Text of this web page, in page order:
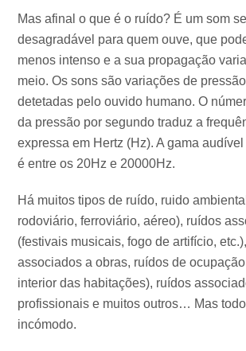
Mas afinal o que é o ruído? É um som
desagradável para quem ouve, que
menos intenso e a sua propagação
meio. Os sons são variações de
detetadas pelo ouvido humano. O
da pressão por segundo traduz a
expressa em Hertz (Hz). A gama
é entre os 20Hz e 20000Hz.
Há muitos tipos de ruído, ruido
rodoviário, ferroviário, aéreo), ruídos
(festivais musicais, fogo de artifício,
associados a obras, ruídos de
interior das habitações), ruídos
profissionais e muitos outros… Mas
incómodo.